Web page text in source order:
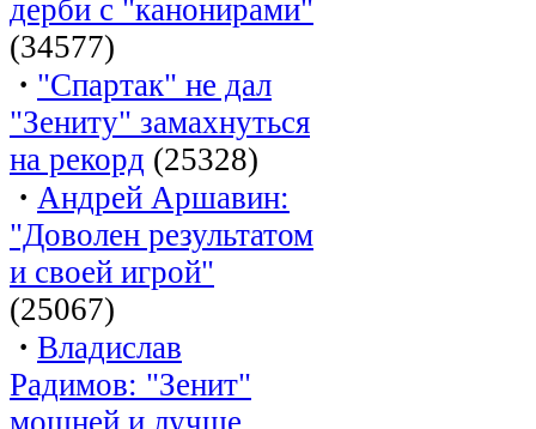
дерби с "канонирами"
(34577)
· "Спартак" не дал
"Зениту" замахнуться
на рекорд (25328)
· Андрей Аршавин:
"Доволен результатом
и своей игрой"
(25067)
· Владислав
Радимов: "Зенит"
мощней и лучше